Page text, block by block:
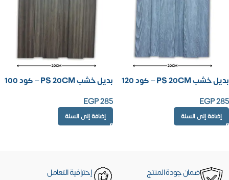
بديل خشب PS 20CM – كود 120
EGP285
إضافة إلى السلة
بديل خشب PS 20CM – كود 100
EGP285
إضافة إلى السلة
ضمان جودة المنتج إحترافية التعامل